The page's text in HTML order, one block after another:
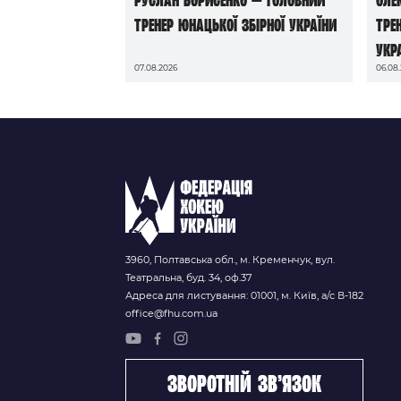
тренер юнацької збірної України
07.08.2026
3960, Полтавська обл., м. Кременчук, вул.
Театральна, буд. 34, оф.37
Адреса для листування: 01001, м. Київ, а/с В-182
office@fhu.com.ua
зворотній зв’язок